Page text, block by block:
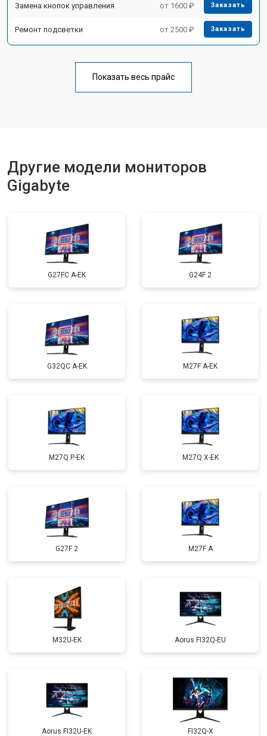
Замена кнопок управления от 1600 ₽ Заказать
Ремонт подсветки от 2500 ₽ Заказать
Показать весь прайс
Другие модели мониторов
Gigabyte
G27FC A-EK G24F 2
G32QC A-EK M27F A-EK
M27Q P-EK M27Q X-EK
G27F 2 M27F A
M32U-EK Aorus FI32Q-EU
Aorus FI32U-EK FI32Q-X